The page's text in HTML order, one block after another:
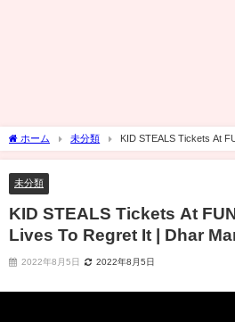
ホーム 未分類
KID STEALS Tickets At
| Dhar Mann
未分類
KID STEALS Tickets At
Lives To Regret It | Dhar
2022年8月5日 2022年8月5日